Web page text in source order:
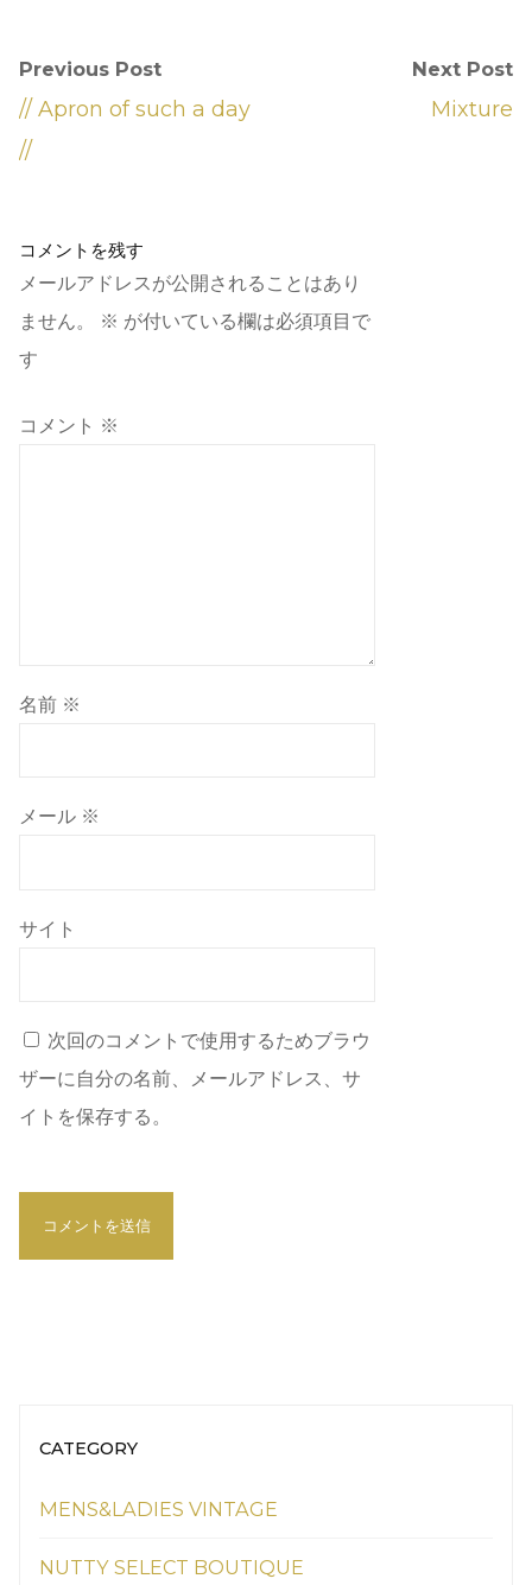
Previous Post
// Apron of such a day
//
Next Post
Mixture
コメントを残す
メールアドレスが公開されることはあり
ません。
※ が付いている欄は必須項目で
す
コメント ※
名前 ※
メール ※
サイト
次回のコメントで使用するためブラウ
ザーに自分の名前、メールアドレス、サ
イトを保存する。
CATEGORY
MENS&LADIES VINTAGE
NUTTY SELECT BOUTIQUE